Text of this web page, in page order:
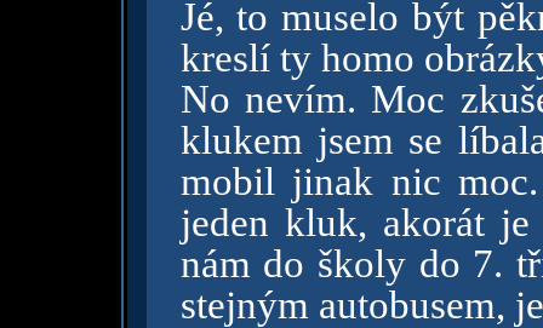
Jé, to muselo být
kreslí ty homo
No nevím. Moc
klukem jsem se
mobil jinak nic
jeden kluk, akorát
nám do školy do 7.
stejným autobusem,